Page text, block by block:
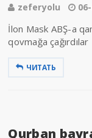
zeferyolu
İlon Mask ABŞ-a
qovmağa
ЧИТАТЬ
Qurban